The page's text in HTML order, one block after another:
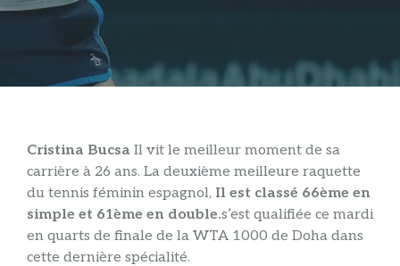
Cristina Bucsa Il vit le meilleur moment de sa
carrière à 26 ans. La deuxième meilleure raquette
du tennis féminin espagnol, Il est classé 66ème en
simple et 61ème en double.s’est qualifiée ce mardi
en quarts de finale de la WTA 1000 de Doha dans
cette dernière spécialité.